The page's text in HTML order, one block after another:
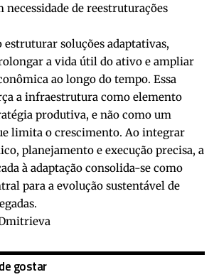
necessidade de reestruturações
estruturar soluções adaptativas,
a vida útil do ativo e ampliar
ao longo do tempo. Essa
a infraestrutura como elemento
produtiva, e não como um
limita o crescimento. Ao integrar
planejamento e execução precisa, a
à adaptação consolida-se como
para a evolução sustentável de
gostar